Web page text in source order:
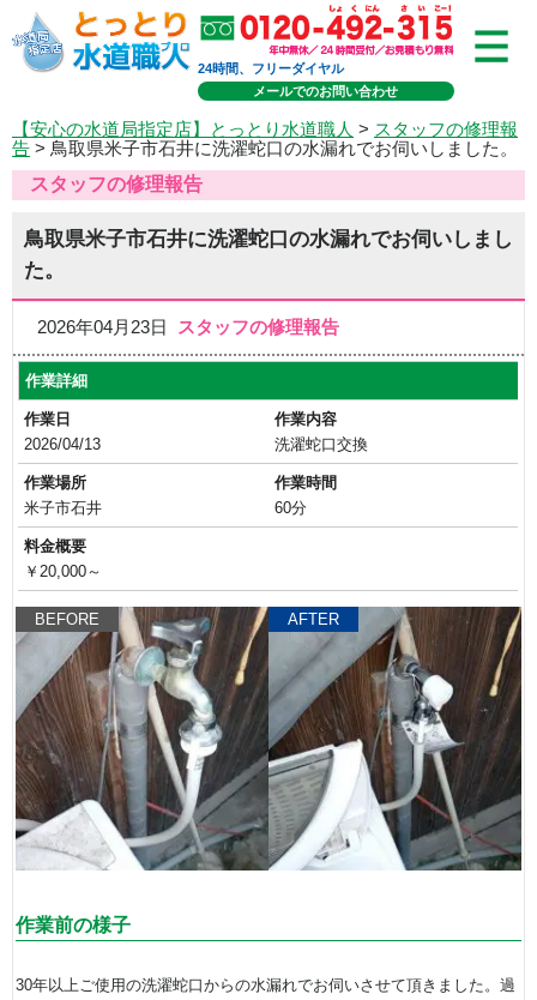
24時間、フリーダイヤル
メールでのお問い合わせ
【安心の水道局指定店】とっとり水道職人 > スタッフの修理報
告 > 鳥取県米子市石井に洗濯蛇口の水漏れでお伺いしました。
スタッフの修理報告
鳥取県米子市石井に洗濯蛇口の水漏れでお伺いしまし
た。
2026年04月23日 スタッフの修理報告
作業詳細
作業日
2026/04/13
作業内容
洗濯蛇口交換
作業場所
米子市石井
作業時間
60分
料金概要
￥20,000～
BEFORE AFTER
作業前の様子
30年以上ご使用の洗濯蛇口からの水漏れでお伺いさせて頂きました。過